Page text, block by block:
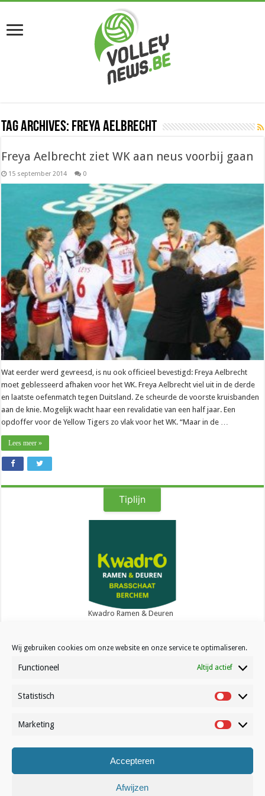
Wij gebruiken cookies om onze website en onze service te optimaliseren.
Functioneel Altijd actief
Statistisch Statistisch
Marketing
Accepteren
Afwijzen
Tag Archives: Freya Aelbrecht
Freya Aelbrecht ziet WK aan neus voorbij gaan
15 september 2014 0
Wat eerder werd gevreesd, is nu ook officieel bevestigd: Freya Aelbrecht
moet geblesseerd afhaken voor het WK. Freya Aelbrecht viel uit in de derde
en laatste oefenmatch tegen Duitsland. Ze scheurde de voorste kruisbanden
aan de knie. Mogelijk wacht haar een revalidatie van een half jaar. Een
opdoffer voor de Yellow Tigers zo vlak voor het WK. “Maar in de …
Lees meer »
Tiplijn
Kwadro Ramen & Deuren
Contact
© Volleynews.be2026
Algemene voorwaarden|Privacy